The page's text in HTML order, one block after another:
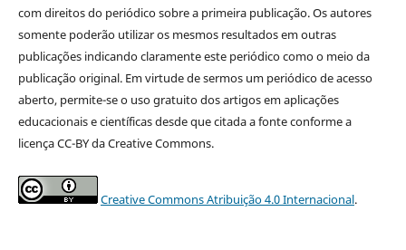
com direitos do periódico sobre a primeira publicação. Os autores
somente poderão utilizar os mesmos resultados em outras
publicações indicando claramente este periódico como o meio da
publicação original. Em virtude de sermos um periódico de acesso
aberto, permite-se o uso gratuito dos artigos em aplicações
educacionais e científicas desde que citada a fonte conforme a
licença CC-BY da Creative Commons.
Creative Commons Atribuição 4.0 Internacional.